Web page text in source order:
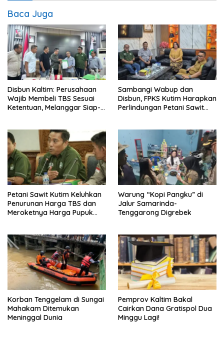
Baca Juga
Disbun Kaltim: Perusahaan
Wajib Membeli TBS Sesuai
Ketentuan, Melanggar Siap-
Sambangi Wabup dan
Disbun, FPKS Kutim Harapkan
Perlindungan Petani Sawit
Petani Sawit Kutim Keluhkan
Penurunan Harga TBS dan
Meroketnya Harga Pupuk
Warung “Kopi Pangku” di
Jalur Samarinda-
Tenggarong Digrebek
Korban Tenggelam di Sungai
Mahakam Ditemukan
Meninggal Dunia
Pemprov Kaltim Bakal
Cairkan Dana Gratispol Dua
Minggu Lagi!